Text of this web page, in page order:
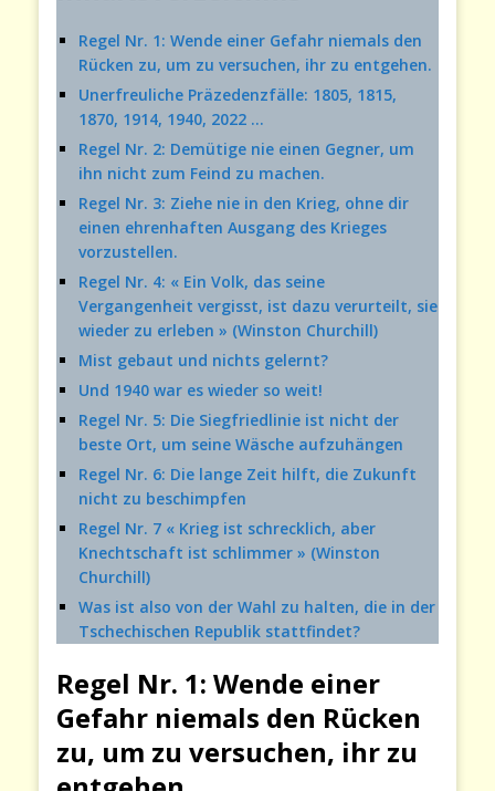
Regel Nr. 1: Wende einer Gefahr niemals den
Rücken zu, um zu versuchen, ihr zu entgehen.
Unerfreuliche Präzedenzfälle: 1805, 1815,
1870, 1914, 1940, 2022 …
Regel Nr. 2: Demütige nie einen Gegner, um
ihn nicht zum Feind zu machen.
Regel Nr. 3: Ziehe nie in den Krieg, ohne dir
einen ehrenhaften Ausgang des Krieges
vorzustellen.
Regel Nr. 4: « Ein Volk, das seine
Vergangenheit vergisst, ist dazu verurteilt, sie
wieder zu erleben » (Winston Churchill)
Mist gebaut und nichts gelernt?
Und 1940 war es wieder so weit!
Regel Nr. 5: Die Siegfriedlinie ist nicht der
beste Ort, um seine Wäsche aufzuhängen
Regel Nr. 6: Die lange Zeit hilft, die Zukunft
nicht zu beschimpfen
Regel Nr. 7 « Krieg ist schrecklich, aber
Knechtschaft ist schlimmer » (Winston
Churchill)
Was ist also von der Wahl zu halten, die in der
Tschechischen Republik stattfindet?
Regel Nr. 1: Wende einer
Gefahr niemals den Rücken
zu, um zu versuchen, ihr zu